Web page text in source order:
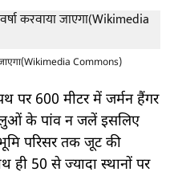
जाएगा(Wikimedia Commons)
पर 600 मीटर में जर्मन हैंगर
के पांव न जलें इसलिए
परिसर तक जूट की
ही 50 से ज्यादा स्थानों पर